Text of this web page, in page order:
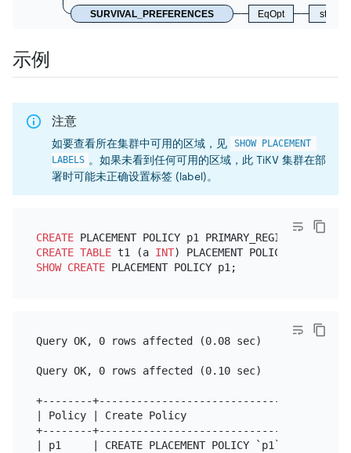
SURVIVAL_PREFERENCES EqOpt
示例
注意
如要查看所在集群中可用的区域，见
SHOW PLACEMENT
LABELS 。如果未看到任何可用的区域，此 TiKV 集群在部
署时可能未正确设置标签 (label)。
CREATE PLACEMENT POLICY p1 PRIMARY_REGION
"us-
CREATE TABLE t1 (a INT) PLACEMENT POLICY
SHOW CREATE
Query OK, 0 rows affected (0.08 sec)
Query OK, 0 rows affected (0.10 sec)
+--------
| Policy | Create Policy
+--------
| p1     | CREATE PLACEMENT POLICY `p1`